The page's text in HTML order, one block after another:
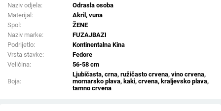
Naziv odjela:
Odrasla osoba
Materijal:
Akril, vuna
Spol:
ŽENE
Naziv marke:
FUZAJBAZI
Podrijetlo:
Kontinentalna Kina
Vrsta stavke:
Fedore
Veličina:
56-58 cm
Boja:
Ljubičasta, crna, ružičasto crvena, vino crvena,
mornarsko plava, kaki, crvena, kraljevsko plava,
tamno crvena